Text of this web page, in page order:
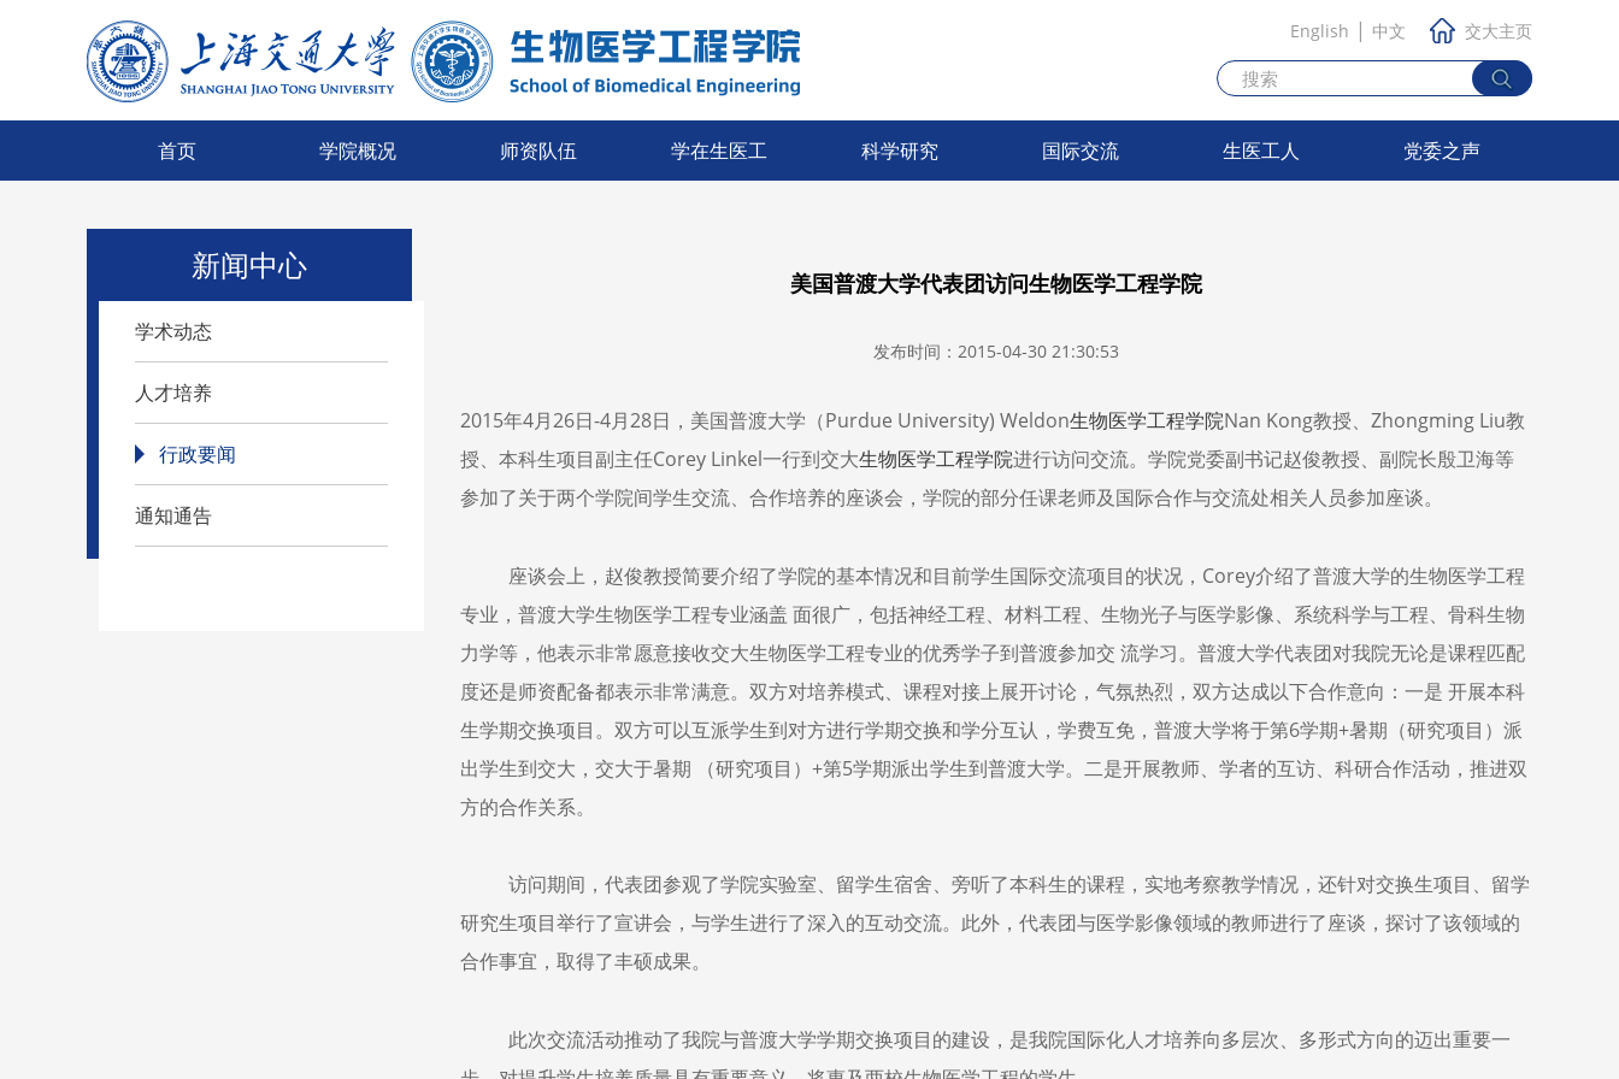
首页 学院概况 师资队伍 学在生医工 科学研究 国际交流 生医工人 党委之声
English | 中文 交大主页
新闻中心
学术动态
人才培养
行政要闻
通知通告
美国普渡大学代表团访问生物医学工程学院
发布时间：2015-04-30 21:30:53
2015年4月26日-4月28日，美国普渡大学（Purdue University) Weldon生物医学工程学院Nan Kong教授、Zhongming Liu教
授、本科生项目副主任Corey Linkel一行到交大生物医学工程学院进行访问交流。学院党委副书记赵俊教授、副院长殷卫海等
参加了关于两个学院间学生交流、合作培养的座谈会，学院的部分任课老师及国际合作与交流处相关人员参加座谈。
座谈会上，赵俊教授简要介绍了学院的基本情况和目前学生国际交流项目的状况，Corey介绍了普渡大学的生物医学工程
专业，普渡大学生物医学工程专业涵盖 面很广，包括神经工程、材料工程、生物光子与医学影像、系统科学与工程、骨科生物
力学等，他表示非常愿意接收交大生物医学工程专业的优秀学子到普渡参加交 流学习。普渡大学代表团对我院无论是课程匹配
度还是师资配备都表示非常满意。双方对培养模式、课程对接上展开讨论，气氛热烈，双方达成以下合作意向：一是 开展本科
生学期交换项目。双方可以互派学生到对方进行学期交换和学分互认，学费互免，普渡大学将于第6学期+暑期（研究项目）派
出学生到交大，交大于暑期 （研究项目）+第5学期派出学生到普渡大学。二是开展教师、学者的互访、科研合作活动，推进双
方的合作关系。
访问期间，代表团参观了学院实验室、留学生宿舍、旁听了本科生的课程，实地考察教学情况，还针对交换生项目、留学
研究生项目举行了宣讲会，与学生进行了深入的互动交流。此外，代表团与医学影像领域的教师进行了座谈，探讨了该领域的
合作事宜，取得了丰硕成果。
此次交流活动推动了我院与普渡大学学期交换项目的建设，是我院国际化人才培养向多层次、多形式方向的迈出重要一